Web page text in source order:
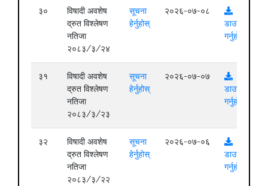
३०
विषादी अवशेष
द्रुत विश्लेषण
नतिजा
२०८३/३/२४
सूचना
हेर्नुहोस्
२०२६-०७-०८
डाउनलोड
गर्नुहोस्
३१
विषादी अवशेष
द्रुत विश्लेषण
नतिजा
२०८३/३/२३
सूचना
हेर्नुहोस्
२०२६-०७-०७
डाउनलोड
गर्नुहोस्
३२
विषादी अवशेष
द्रुत विश्लेषण
नतिजा
२०८३/३/२२
सूचना
हेर्नुहोस्
२०२६-०७-०६
डाउनलोड
गर्नुहोस्